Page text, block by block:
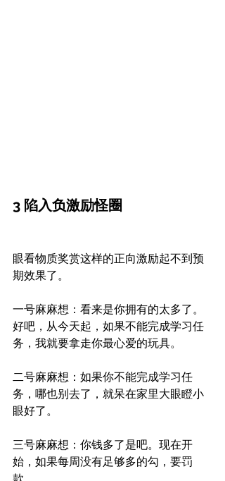
3 陷入负激励怪圈
眼看物质奖赏这样的正向激励起不到预
期效果了。
一号麻麻想：看来是你拥有的太多了。
好吧，从今天起，如果不能完成学习任
务，我就要拿走你最心爱的玩具。
二号麻麻想：如果你不能完成学习任
务，哪也别去了，就呆在家里大眼瞪小
眼好了。
三号麻麻想：你钱多了是吧。现在开
始，如果每周没有足够多的勾，要罚